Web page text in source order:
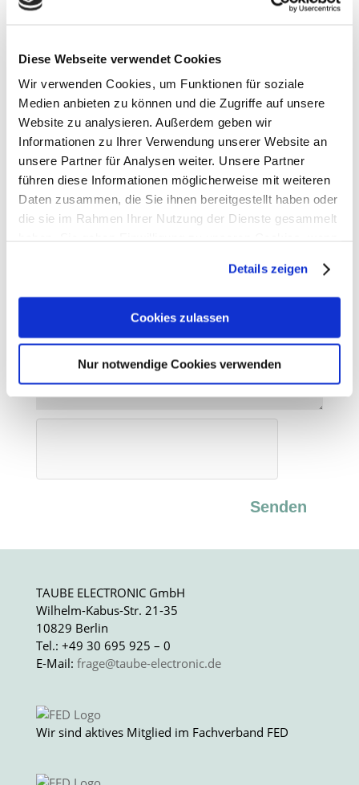
Diese Webseite verwendet Cookies
Wir verwenden Cookies, um Funktionen für soziale
Medien anbieten zu können und die Zugriffe auf unsere
Website zu analysieren. Außerdem geben wir
Informationen zu Ihrer Verwendung unserer Website an
unsere Partner für Analysen weiter. Unsere Partner
führen diese Informationen möglicherweise mit weiteren
Daten zusammen, die Sie ihnen bereitgestellt haben oder
die sie im Rahmen Ihrer Nutzung der Dienste gesammelt
Erfahren Sie in unsererDatenschutzerklärungmehr
darüber, wer wir sind, wie Sie uns kontaktieren können
und wie wir personenbezogene Daten verarbeiten.
Sie können Ihre Einwilligung jederzeit von derCookie-
Details zeigen
Cookies zulassen
Nur notwendige Cookies verwenden
Schnellkontakt:
Senden
TAUBE ELECTRONIC GmbH
Wilhelm-Kabus-Str. 21-35
10829 Berlin
Tel.: +49 30 695 925 – 0
E-Mail: frage@taube-electronic.de
Wir sind aktives Mitglied im Fachverband FED